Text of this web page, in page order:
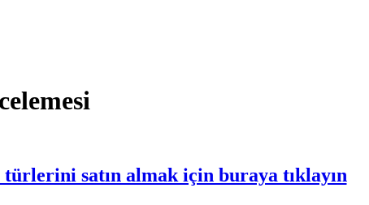
satın almak için buraya tıklayın